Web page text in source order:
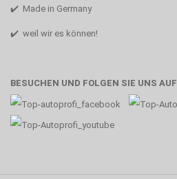
✔️ Made in Germany
✔️ weil wir es können!
BESUCHEN UND FOLGEN SIE UNS AUF